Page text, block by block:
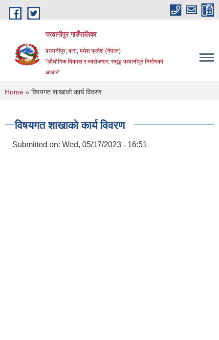
Skip to main content
परवानीपुर गाउँपालिका
परवानीपुर, बारा, मधेश प्रदेश (नेपाल)
"औधोगिक विकास र स्वरोजगार: समृद्ध परवानीपुर निर्माणको
आधार"
You are here
Home » विषयगत शाखाको कार्य विवरण
विषयगत शाखाको कार्य विवरण
Submitted on: Wed, 05/17/2023 - 16:51